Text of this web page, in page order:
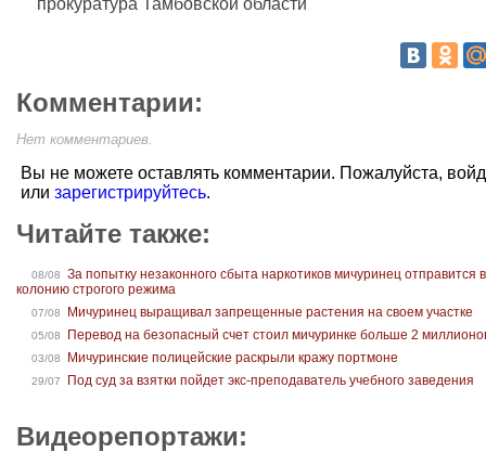
прокуратура Тамбовской области
Комментарии:
Нет комментариев.
Вы не можете оставлять комментарии. Пожалуйста,
или зарегистрируйтесь.
Читайте также:
08/08
За попытку незаконного сбыта наркотиков мичуринец отправится в
колонию строгого режима
07/08 Мичуринец выращивал запрещенные растения на своем участке
05/08 Перевод на безопасный счет стоил мичуринке больше 2
03/08 Мичуринские полицейские раскрыли кражу портмоне
29/07 Под суд за взятки пойдет экс-преподаватель учебного заведения
Видеорепортажи: